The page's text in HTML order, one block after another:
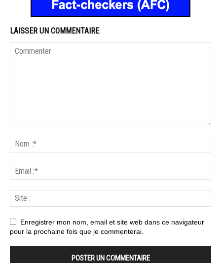
LAISSER UN COMMENTAIRE
Enregistrer mon nom, email et site web dans ce navigateur
pour la prochaine fois que je commenterai.